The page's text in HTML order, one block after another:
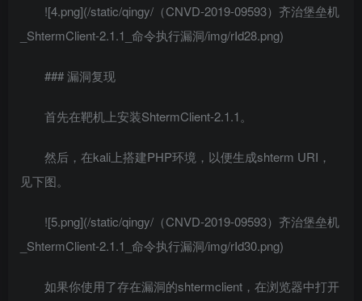
![4.png](/static/qingy/（CNVD-2019-09593）齐治堡垒机
_ShtermClient-2.1.1_命令执行漏洞/img/rId28.png)
### 漏洞复现
首先在靶机上安装ShtermClient-2.1.1。
然后，在kali上搭建PHP环境，以便生成shterm URI，
见下图。
![5.png](/static/qingy/（CNVD-2019-09593）齐治堡垒机
_ShtermClient-2.1.1_命令执行漏洞/img/rId30.png)
如果你使用了存在漏洞的shtermclient，在浏览器中打开